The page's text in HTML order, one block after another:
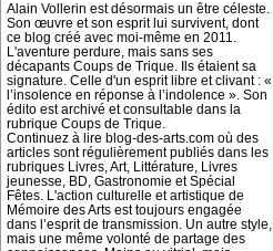
Alain Vollerin est désormais un être céleste.
Son œuvre et son esprit lui survivent, dont
ce blog créé avec moi-même en 2011.
L'aventure perdure, mais sans ses
décapants Coups de Trique. Ils étaient sa
signature. Celle d'un esprit libre et clivant : «
l’insolence en réponse à l’indolence ». Son
édito est archivé et consultable dans la
rubrique Coups de Trique.
Continuez à lire blog-des-arts.com où des
articles sont régulièrement publiés dans les
rubriques Livres, Art, Littérature, Livres
jeunesse, BD, Gastronomie et Spécial
Fêtes. L'action culturelle et artistique de
Mémoire des Arts est toujours engagée
dans l’esprit de transmission. Un autre style,
mais une même volonté de partage des